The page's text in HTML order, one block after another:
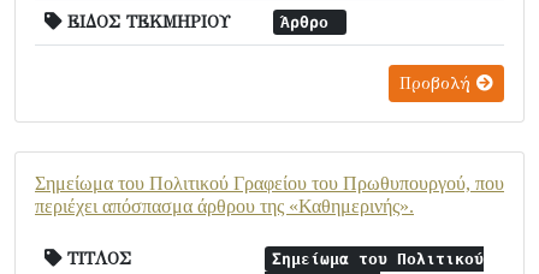
ΕΙΔΟΣ ΤΕΚΜΗΡΙΟΥ Άρθρο
Προβολή
Σημείωμα του Πολιτικού Γραφείου του Πρωθυπουργού, που
περιέχει απόσπασμα άρθρου της «Καθημερινής».
ΤΙΤΛΟΣ
Σημείωμα του Πολιτικού